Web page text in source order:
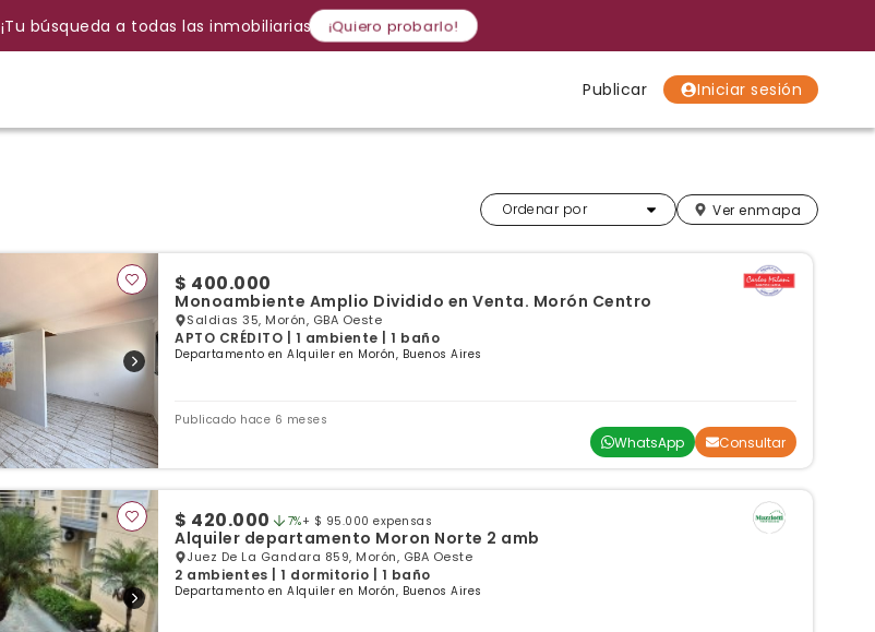
¡Tu búsqueda a todas las inmobiliarias! ¡Quiero probarlo!
Publicar Iniciar sesión
Cancelar Si, eliminar
Gracias
Ordenar por
Más relevantes Ver enmapa
$ 400.000
Monoambiente Amplio Dividido en Venta. Morón Centro
Saldias 35, Morón, GBA Oeste
APTO CRÉDITO | 1 ambiente | 1 baño
Departamento en Alquiler en Morón, Buenos Aires
Publicado hace 6 meses
WhatsApp Consultar
$ 420.000 7%+ $ 95.000 expensas
Alquiler departamento Moron Norte 2 amb
Juez De La Gandara 859, Morón, GBA Oeste
2 ambientes | 1 dormitorio | 1 baño
Departamento en Alquiler en Morón, Buenos Aires